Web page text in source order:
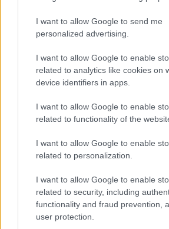
I want to allow Google to send me
personalized advertising.
I want to allow Google to enable
related to analytics like cookies on
device identifiers in apps.
I want to allow Google to enable
related to functionality of the
I want to allow Google to enable
related to personalization.
I want to allow Google to enable
related to security, including
functionality and fraud prevention,
user protection.
némán tűrik. A kecskeméti Fidesz
távoznia kell, vagy
gyávaság és a behódolás rabja.”
Tóth Szilárd képviselő
Városért):
„Elnézésüket kérem, de ebben a